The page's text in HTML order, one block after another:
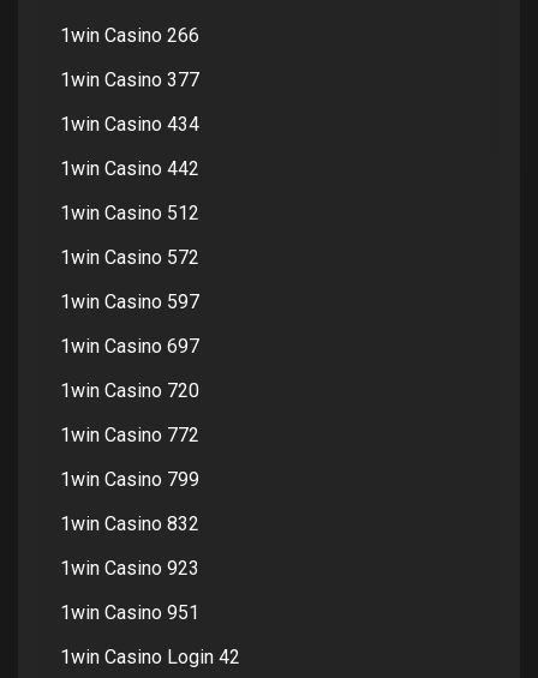
1win Casino 266
1win Casino 377
1win Casino 434
1win Casino 442
1win Casino 512
1win Casino 572
1win Casino 597
1win Casino 697
1win Casino 720
1win Casino 772
1win Casino 799
1win Casino 832
1win Casino 923
1win Casino 951
1win Casino Login 42